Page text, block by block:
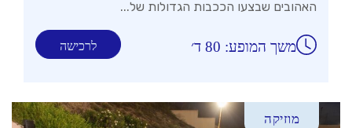
האהובים שבצעו הככבות הגדולות של...
לרכישה משך המופע: 80 ד׳
מוזיקה